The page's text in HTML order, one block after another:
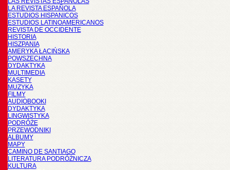
LA REVISTA ESPAÑOLA
ESTUDIOS HISPANICOS
ESTUDIOS LATINOAMERICANOS
REVISTA DE OCCIDENTE
HISTORIA
HISZPANIA
AMERYKA ŁACIŃSKA
POWSZECHNA
DYDAKTYKA
MULTIMEDIA
KASETY
MUZYKA
FILMY
AUDIOBOOKI
DYDAKTYKA
LINGWISTYKA
PODRÓŻE
PRZEWODNIKI
ALBUMY
MAPY
CAMINO DE SANTIAGO
LITERATURA PODRÓŻNICZA
KULTURA